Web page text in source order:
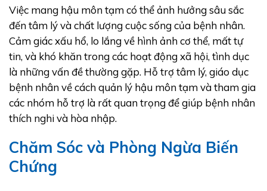
Việc mang hậu môn tạm có thể ảnh hưởng sâu sắc
đến tâm lý và chất lượng cuộc sống của bệnh nhân.
Cảm giác xấu hổ, lo lắng về hình ảnh cơ thể, mất tự
tin, và khó khăn trong các hoạt động xã hội, tình dục
là những vấn đề thường gặp. Hỗ trợ tâm lý, giáo dục
bệnh nhân về cách quản lý hậu môn tạm và tham gia
các nhóm hỗ trợ là rất quan trọng để giúp bệnh nhân
thích nghi và hòa nhập.
Chăm Sóc và Phòng Ngừa Biến
Chứng